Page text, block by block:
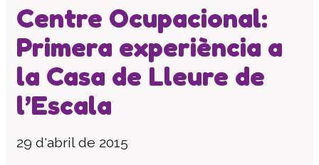
Memòries
Documents
Transparència
Pla estratègic
Centre Ocupacional:
Primera experiència a
la Casa de Lleure de
l’Escala
29 d'abril de 2015